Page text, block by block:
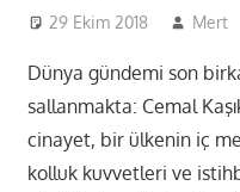
29 Ekim 2018 Mert
Dünya gündemi son
sallanmakta: Cemal
cinayet, bir ülkenin iç
kolluk kuvvetleri ve